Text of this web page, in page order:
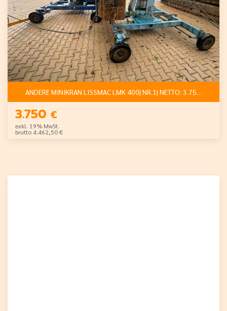
ANDERE MINIKRAN LISSMAC LMK 400| NR.1| NETTO: 3.750 €
3.750 €
exkl. 19% MwSt.
brutto 4.462,50 €